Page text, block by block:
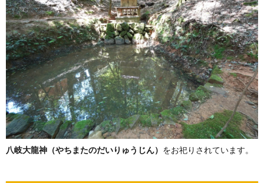
八岐大龍神（やちまたのだいりゅうじん） をお祀りされています。